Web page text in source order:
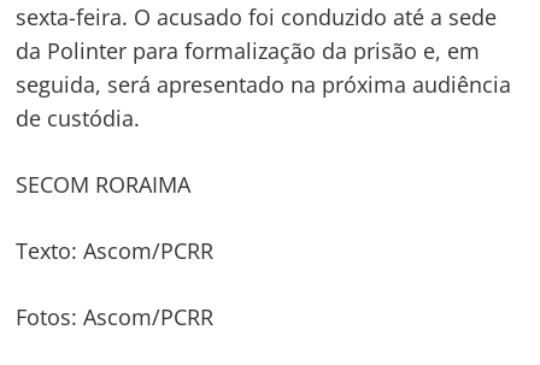
sexta-feira. O acusado foi conduzido até a sede
da Polinter para formalização da prisão e, em
seguida, será apresentado na próxima audiência
de custódia.
SECOM RORAIMA
Texto: Ascom/PCRR
Fotos: Ascom/PCRR